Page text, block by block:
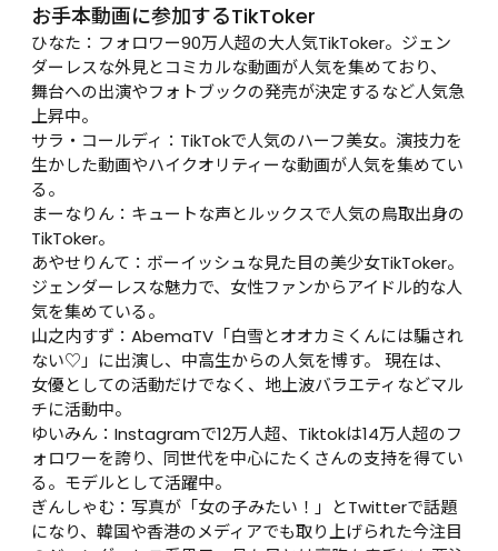
お手本動画に参加するTikToker
ひなた：フォロワー90万人超の大人気TikToker。ジェン
ダーレスな外見とコミカルな動画が人気を集めており、
舞台への出演やフォトブックの発売が決定するなど人気急
上昇中。
サラ・コールディ：TikTokで人気のハーフ美女。演技力を
生かした動画やハイクオリティーな動画が人気を集めてい
る。
まーなりん：キュートな声とルックスで人気の鳥取出身の
TikToker。
あやせりんて：ボーイッシュな見た目の美少女TikToker。
ジェンダーレスな魅力で、女性ファンからアイドル的な人
気を集めている。
山之内すず：AbemaTV「白雪とオオカミくんには騙され
ない♡」に出演し、中高生からの人気を博す。 現在は、
女優としての活動だけでなく、地上波バラエティなどマル
チに活動中。
ゆいみん：Instagramで12万人超、Tiktokは14万人超のフ
ォロワーを誇り、同世代を中心にたくさんの支持を得てい
る。モデルとして活躍中。
ぎんしゃむ：写真が「女の子みたい！」とTwitterで話題
になり、韓国や香港のメディアでも取り上げられた今注目